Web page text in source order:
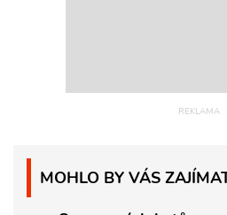
MOHLO BY VÁS